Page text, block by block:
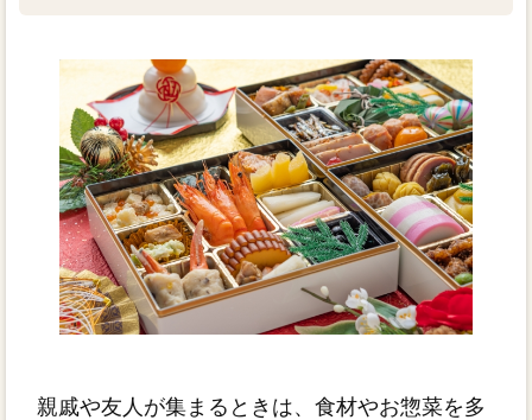
親戚や友人が集まるときは、食材やお惣菜を多